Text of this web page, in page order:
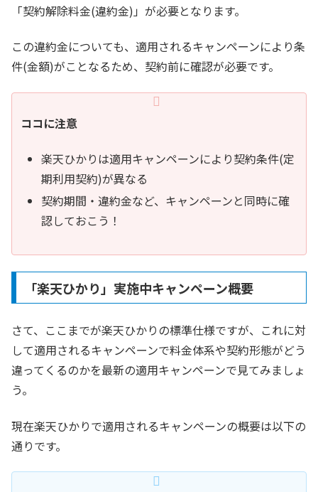
「契約解除料金(違約金)」が必要となります。
この違約金についても、適用されるキャンペーンにより条
件(金額)がことなるため、契約前に確認が必要です。
ココに注意
楽天ひかりは適用キャンペーンにより契約条件(定
期利用契約)が異なる
契約期間・違約金など、キャンペーンと同時に確
認しておこう！
「楽天ひかり」実施中キャンペーン概要
さて、ここまでが楽天ひかりの標準仕様ですが、これに対
して適用されるキャンペーンで料金体系や契約形態がどう
違ってくるのかを最新の適用キャンペーンで見てみましょ
う。
現在楽天ひかりで適用されるキャンペーンの概要は以下の
通りです。